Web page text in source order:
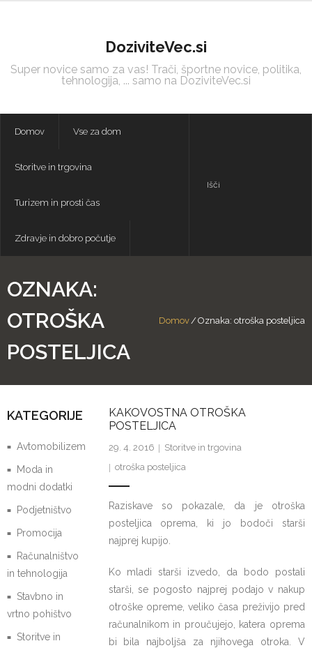
DoziviteVec.si
Super novice samo za vas! Trači, športne novice, politika,
tehnologija, ... samo na DoziviteVec.si
Domov Vse za dom
Storitve in trgovina
Turizem in prosti čas
Zdravje in dobro počutje
OZNAKA:
OTROŠKA
POSTELJICA
Domov/Oznaka: otroška posteljica
KAKOVOSTNA OTROŠKA
POSTELJICA
29. 4. 2016
Storitve in trgovina
otroška posteljica
Raziskave so pokazale, da je otroška
posteljica oprema, ki jo bodoči starši
najprej kupijo.
Ko mladi starši izvedo, da bodo postali
starši, se pogosto najprej podajo v nakup
otroške opreme, veliko časa preživijo pred
računalnikom in proučujejo, katera oprema
bi bila najboljša za njihovega otroka. V
KATEGORIJE
Avtomobilizem
Moda in
modni dodatki
Podjetništvo
Promocija
Računalništvo
in tehnologija
Stavbno in
vrtno pohištvo
Storitve in